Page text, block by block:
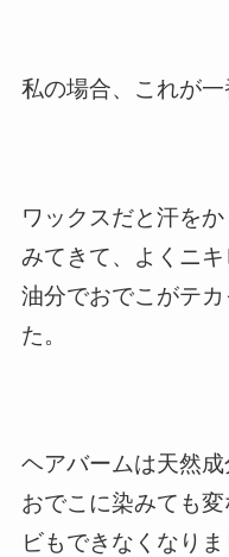
私の場合、これが
ワックスだと汗を
みてきて、よくニ
油分でおでこがテ
た。
ヘアバームは天然成
おでこに染みても
ビもできなくなりま